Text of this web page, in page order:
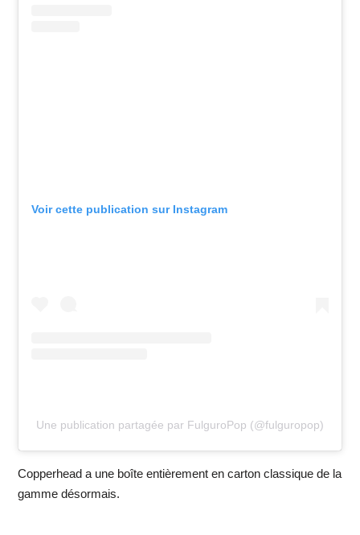
Voir cette publication sur Instagram
Une publication partagée par FulguroPop (@fulguropop)
Copperhead a une boîte entièrement en carton classique de la
gamme désormais.